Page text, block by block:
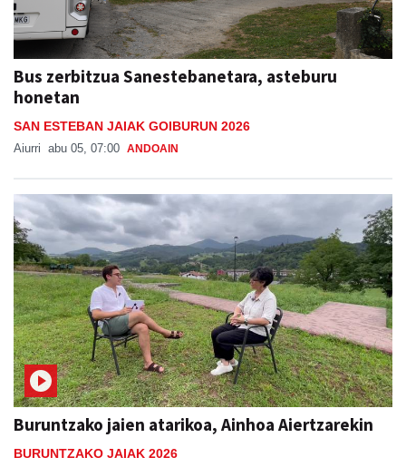
Bus zerbitzua Sanestebanetara, asteburu
honetan
SAN ESTEBAN JAIAK GOIBURUN 2026
Aiurri abu 05, 07:00 ANDOAIN
Buruntzako jaien atarikoa, Ainhoa Aiertzarekin
BURUNTZAKO JAIAK 2026